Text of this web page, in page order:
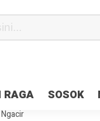
RAGA SOSOK
Sejuk Polri di Deklarasi
Cair 10 Persen, Deposit